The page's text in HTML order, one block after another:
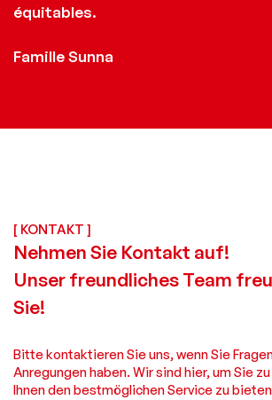
équitables.
Famille Sunna
[ KONTAKT ]
Nehmen Sie Kontakt auf!
Unser freundliches Team
Sie!
Bitte kontaktieren Sie uns, wenn Sie
Anregungen haben. Wir sind hier, um Sie
Ihnen den bestmöglichen Service zu